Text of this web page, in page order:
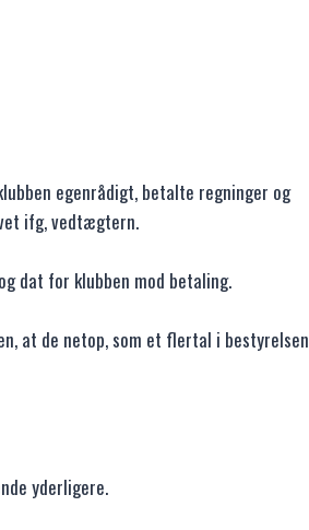
egenrådigt, betalte regninger og
ifg, vedtægtern.
dat for klubben mod betaling.
at de netop, som et flertal i
yderligere.